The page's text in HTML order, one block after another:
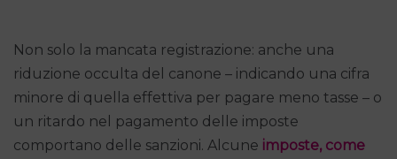
Non solo la mancata registrazione: anche una
riduzione occulta del canone – indicando una cifra
minore di quella effettiva per pagare meno tasse – o
un ritardo nel pagamento delle imposte
comportano delle sanzioni. Alcune imposte, come